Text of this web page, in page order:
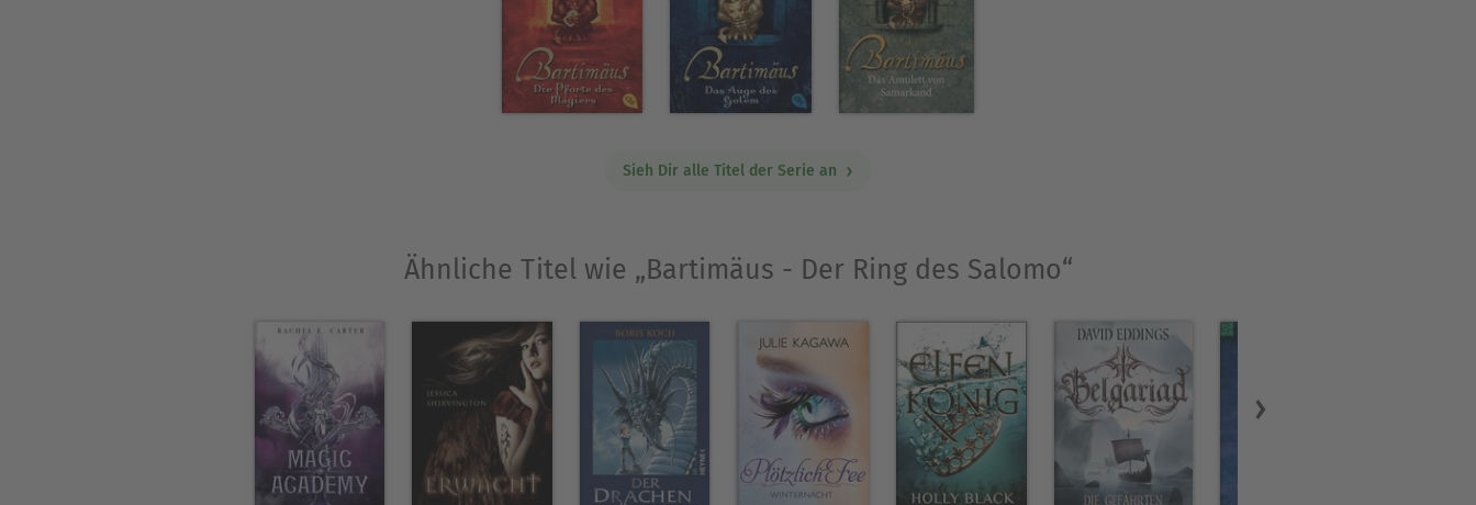
Sieh Dir alle Titel der Serie an
Ähnliche Titel wie „Bartimäus - Der Ring des Salomo“